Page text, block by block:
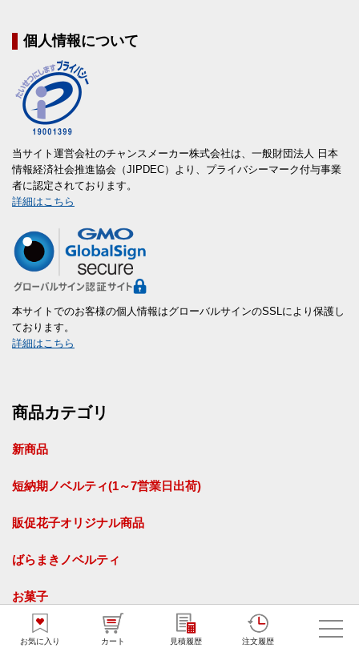
お気に入り カート 見積履歴 注文履歴
個人情報について
当サイト運営会社のチャンスメーカー株式会社は、一般財団法人 日本
情報経済社会推進協会（JIPDEC）より、プライバシーマーク付与事業
者に認定されております。
詳細はこちら
本サイトでのお客様の個人情報はグローバルサインのSSLにより保護し
ております。
詳細はこちら
商品カテゴリ
新商品
短納期ノベルティ(1～7営業日出荷)
販促花子オリジナル商品
ばらまきノベルティ
お菓子
食品